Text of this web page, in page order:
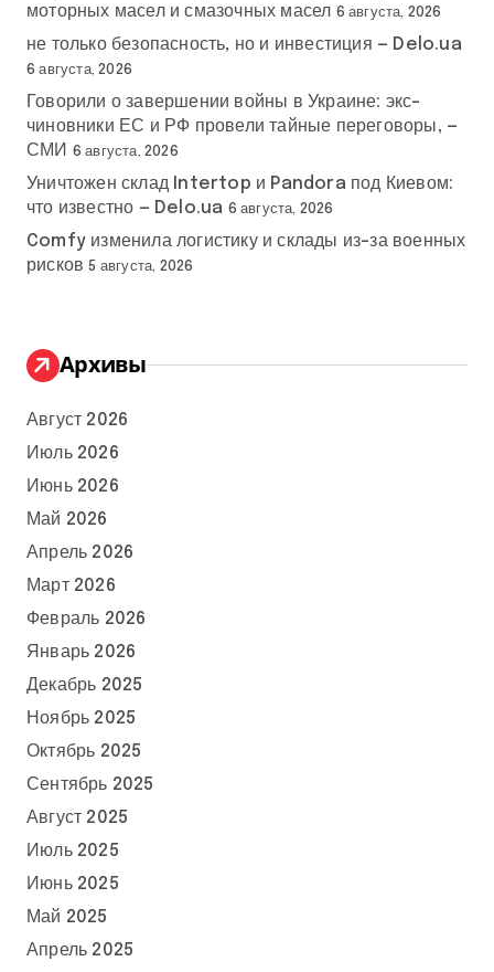
моторных масел и смазочных масел 6 августа, 2026
не только безопасность, но и инвестиция — Delo.ua
6 августа, 2026
Говорили о завершении войны в Украине: экс-
чиновники ЕС и РФ провели тайные переговоры, —
СМИ
6 августа, 2026
Уничтожен склад Intertop и Pandora под Киевом:
что известно — Delo.ua 6 августа, 2026
Comfy изменила логистику и склады из-за военных
рисков 5 августа, 2026
Архивы
Август 2026
Июль 2026
Июнь 2026
Май 2026
Апрель 2026
Март 2026
Февраль 2026
Январь 2026
Декабрь 2025
Ноябрь 2025
Октябрь 2025
Сентябрь 2025
Август 2025
Июль 2025
Июнь 2025
Май 2025
Апрель 2025